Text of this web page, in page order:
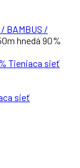
BAMBUS /
hnedá 90%
Tieniaca sieť
sieť